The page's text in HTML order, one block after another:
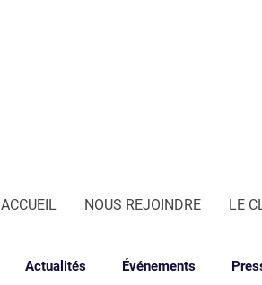
ACCUEIL NOUS REJOINDRE LE
Actualités Événements